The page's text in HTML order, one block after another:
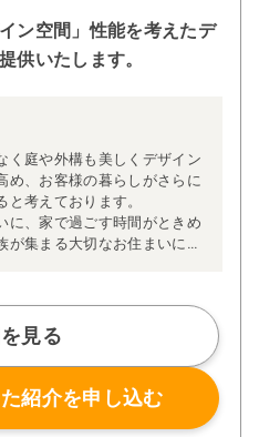
ン空間」性能を考えたデ
供いたします。
く庭や外構も美しくデザイン
め、お客様の暮らしがさらに
考えております。
に、家で過ごす時間がときめ
が集まる大切なお住まいに。
見る
紹介を申し込む